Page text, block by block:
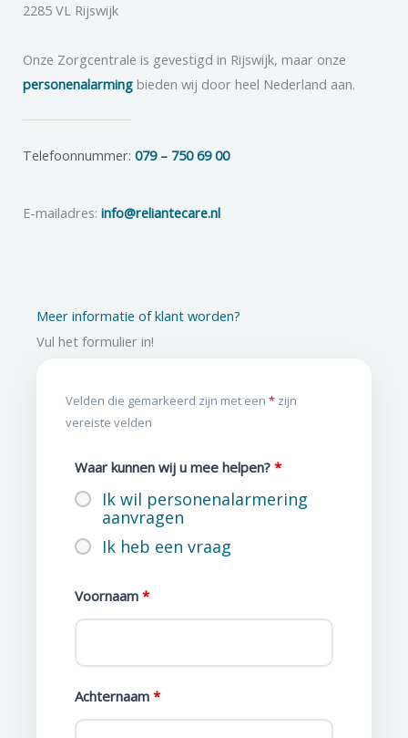
2285 VL Rijswijk
Onze Zorgcentrale is gevestigd in Rijswijk, maar onze
personenalarming bieden wij door heel Nederland aan.
Telefoonnummer: 079 – 750 69 00
E-mailadres: info@reliantecare.nl
Meer informatie of klant worden?
Vul het formulier in!
Velden die gemarkeerd zijn met een * zijn
vereiste velden
Waar kunnen wij u mee helpen? *
Ik wil personenalarmering
aanvragen
Ik heb een vraag
Voornaam *
Achternaam *